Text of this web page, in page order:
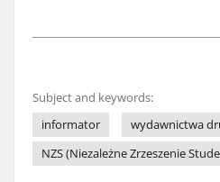
Subject and keywords:
informator
wydawnictwa
NZS (Niezależne Zrzeszenie